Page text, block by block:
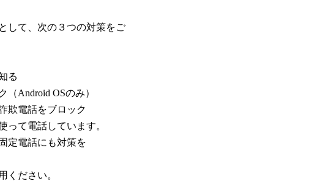
して、次の３つの対策をご
る
OSのみ）
ロック
電話しています。
対策を
ください。